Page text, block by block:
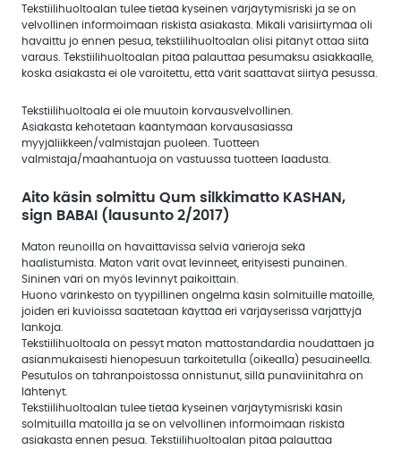
Tekstiilihuoltoalan tulee tietää kyseinen värjäytymisriski ja se on
velvollinen informoimaan riskistä asiakasta. Mikäli värisiirtymää oli
havaittu jo ennen pesua, tekstiilihuoltoalan olisi pitänyt ottaa siitä
varaus. Tekstiilihuoltoalan pitää palauttaa pesumaksu asiakkaalle,
koska asiakasta ei ole varoitettu, että värit saattavat siirtyä pesussa.
Tekstiilihuoltoala ei ole muutoin korvausvelvollinen.
Asiakasta kehotetaan kääntymään korvausasiassa
myyjäliikkeen/valmistajan puoleen. Tuotteen
valmistaja/maahantuoja on vastuussa tuotteen laadusta.
Aito käsin solmittu Qum silkkimatto KASHAN,
sign BABAI (lausunto 2/2017)
Maton reunoilla on havaittavissa selviä värieroja sekä
haalistumista. Maton värit ovat levinneet, erityisesti punainen.
Sininen väri on myös levinnyt paikoittain.
Huono värinkesto on tyypillinen ongelma käsin solmituille matoille,
joiden eri kuvioissa saatetaan käyttää eri värjäyserissä värjättyjä
lankoja.
Tekstiilihuoltoala on pessyt maton mattostandardia noudattaen ja
asianmukaisesti hienopesuun tarkoitetulla (oikealla) pesuaineella.
Pesutulos on tahranpoistossa onnistunut, sillä punaviinitahra on
lähtenyt.
Tekstiilihuoltoalan tulee tietää kyseinen värjäytymisriski käsin
solmituilla matoilla ja se on velvollinen informoimaan riskistä
asiakasta ennen pesua. Tekstiilihuoltoalan pitää palauttaa